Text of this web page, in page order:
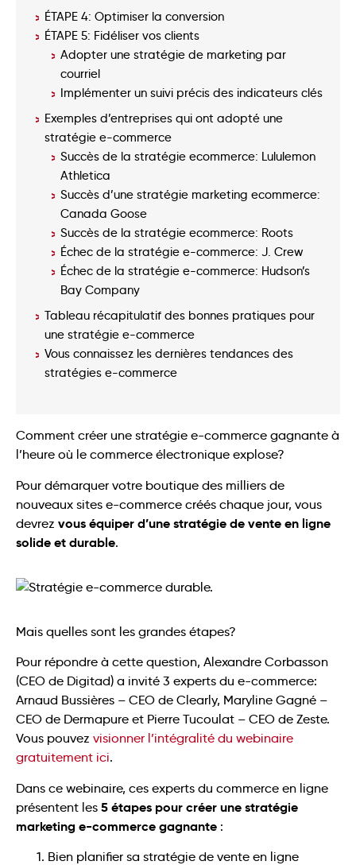
ÉTAPE 4: Optimiser la conversion
ÉTAPE 5: Fidéliser vos clients
Adopter une stratégie de marketing par
courriel
Implémenter un suivi précis des indicateurs clés
Exemples d’entreprises qui ont adopté une
stratégie e-commerce
Succès de la stratégie ecommerce: Lululemon
Athletica
Succès d’une stratégie marketing ecommerce:
Canada Goose
Succès de la stratégie ecommerce: Roots
Échec de la stratégie e-commerce: J. Crew
Échec de la stratégie e-commerce: Hudson’s
Bay Company
Tableau récapitulatif des bonnes pratiques pour
une stratégie e-commerce
Vous connaissez les dernières tendances des
stratégies e-commerce
Comment créer une stratégie e-commerce gagnante à
l’heure où le commerce électronique explose?
Pour démarquer votre boutique des milliers de
nouveaux sites e-commerce créés chaque jour, vous
devrez vous équiper d’une stratégie de vente en ligne
solide et durable.
Mais quelles sont les grandes étapes?
Pour répondre à cette question, Alexandre Corbasson
(CEO de Digitad) a invité 3 experts du e-commerce:
Arnaud Bussières – CEO de Clearly, Maryline Gagné –
CEO de Dermapure et Pierre Tucoulat – CEO de Zeste.
Vous pouvez visionner l’intégralité du webinaire
gratuitement ici.
Dans ce webinaire, ces experts du commerce en ligne
présentent les 5 étapes pour créer une stratégie
marketing e-commerce gagnante :
Bien planifier sa stratégie de vente en ligne